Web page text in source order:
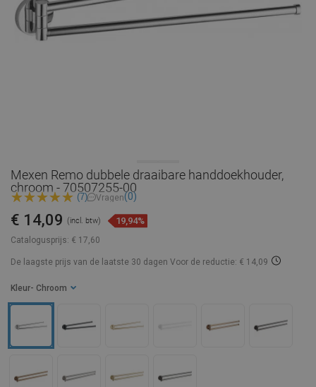
Mexen Remo dubbele draaibare handdoekhouder,
chroom - 70507255-00
(7) Vragen(0)
Catalogusprijs: € 17,60
€ 14,09 (incl. btw) 19,94%
De laagste prijs van de laatste 30 dagen Voor de reductie: € 14,09
Kleur - Chroom